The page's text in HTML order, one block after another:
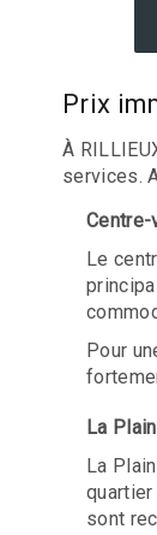
Prix
À
services.
Le
Pour
La
La
sont